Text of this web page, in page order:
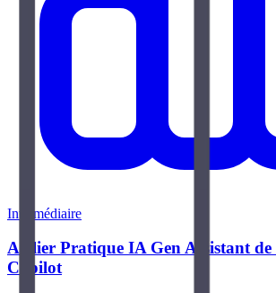
Intermédiaire
Atelier Pratique IA Gen Assistant
Copilot